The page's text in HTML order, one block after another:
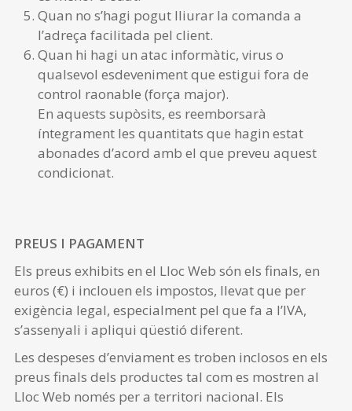
Quan no s’hagi pogut lliurar la comanda a
l’adreça facilitada pel client.
Quan hi hagi un atac informàtic, virus o
qualsevol esdeveniment que estigui fora de
control raonable (força major).
En aquests supòsits, es reemborsarà
íntegrament les quantitats que hagin estat
abonades d’acord amb el que preveu aquest
condicionat.
PREUS I PAGAMENT
Els preus exhibits en el Lloc Web són els finals, en
euros (€) i inclouen els impostos, llevat que per
exigència legal, especialment pel que fa a l’IVA,
s’assenyali i apliqui qüestió diferent.
Les despeses d’enviament es troben inclosos en els
preus finals dels productes tal com es mostren al
Lloc Web només per a territori nacional. Els